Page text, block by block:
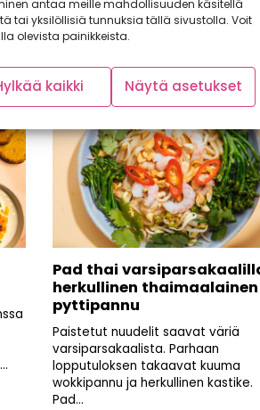
antaa meille mahdollisuuden käsitellä
tai yksilöllisiä tunnuksia tällä sivustolla. Voit
olevista painikkeista.
kaikki Näytä asetukset
Pad thai
herkullinen thaimaalainen
pyttipannu
Paistetut nuudelit saavat väriä
varsiparsakaalista. Parhaan
lopputuloksen takaavat kuuma
wokkipannu ja herkullinen kastike.
Pad...